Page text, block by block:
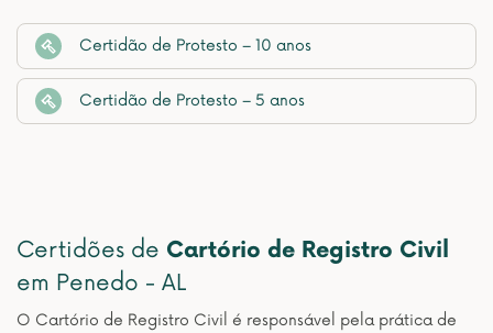
Certidão de Protesto – 10 anos
Certidão de Protesto – 5 anos
Certidões de Cartório de Registro Civil
em Penedo - AL
O Cartório de Registro Civil é responsável pela prática de